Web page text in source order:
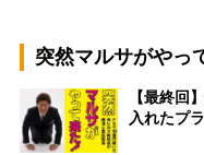
突然マルサがやっ
【最終回
入れたプ